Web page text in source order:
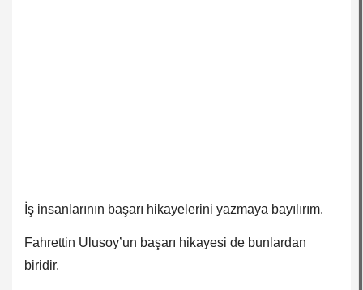
İş insanlarının başarı hikayelerini yazmaya bayılırım.
Fahrettin Ulusoy’un başarı hikayesi de bunlardan
biridir.